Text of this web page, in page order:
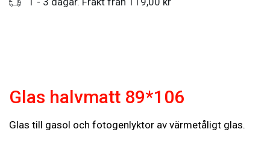
Glas halvmatt 89*106
Glas till gasol och fotogenlyktor av värmetåligt glas.